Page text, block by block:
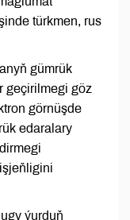
türkmen, rus
gümrük
geçirilmegi göz
görnüşde
edaralary
ýurduň